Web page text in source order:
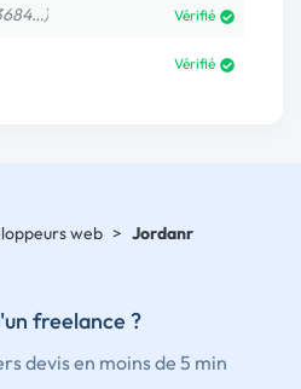
Vérifié
Vérifié
web > Jordanr
freelance ?
devis en moins de 5 min